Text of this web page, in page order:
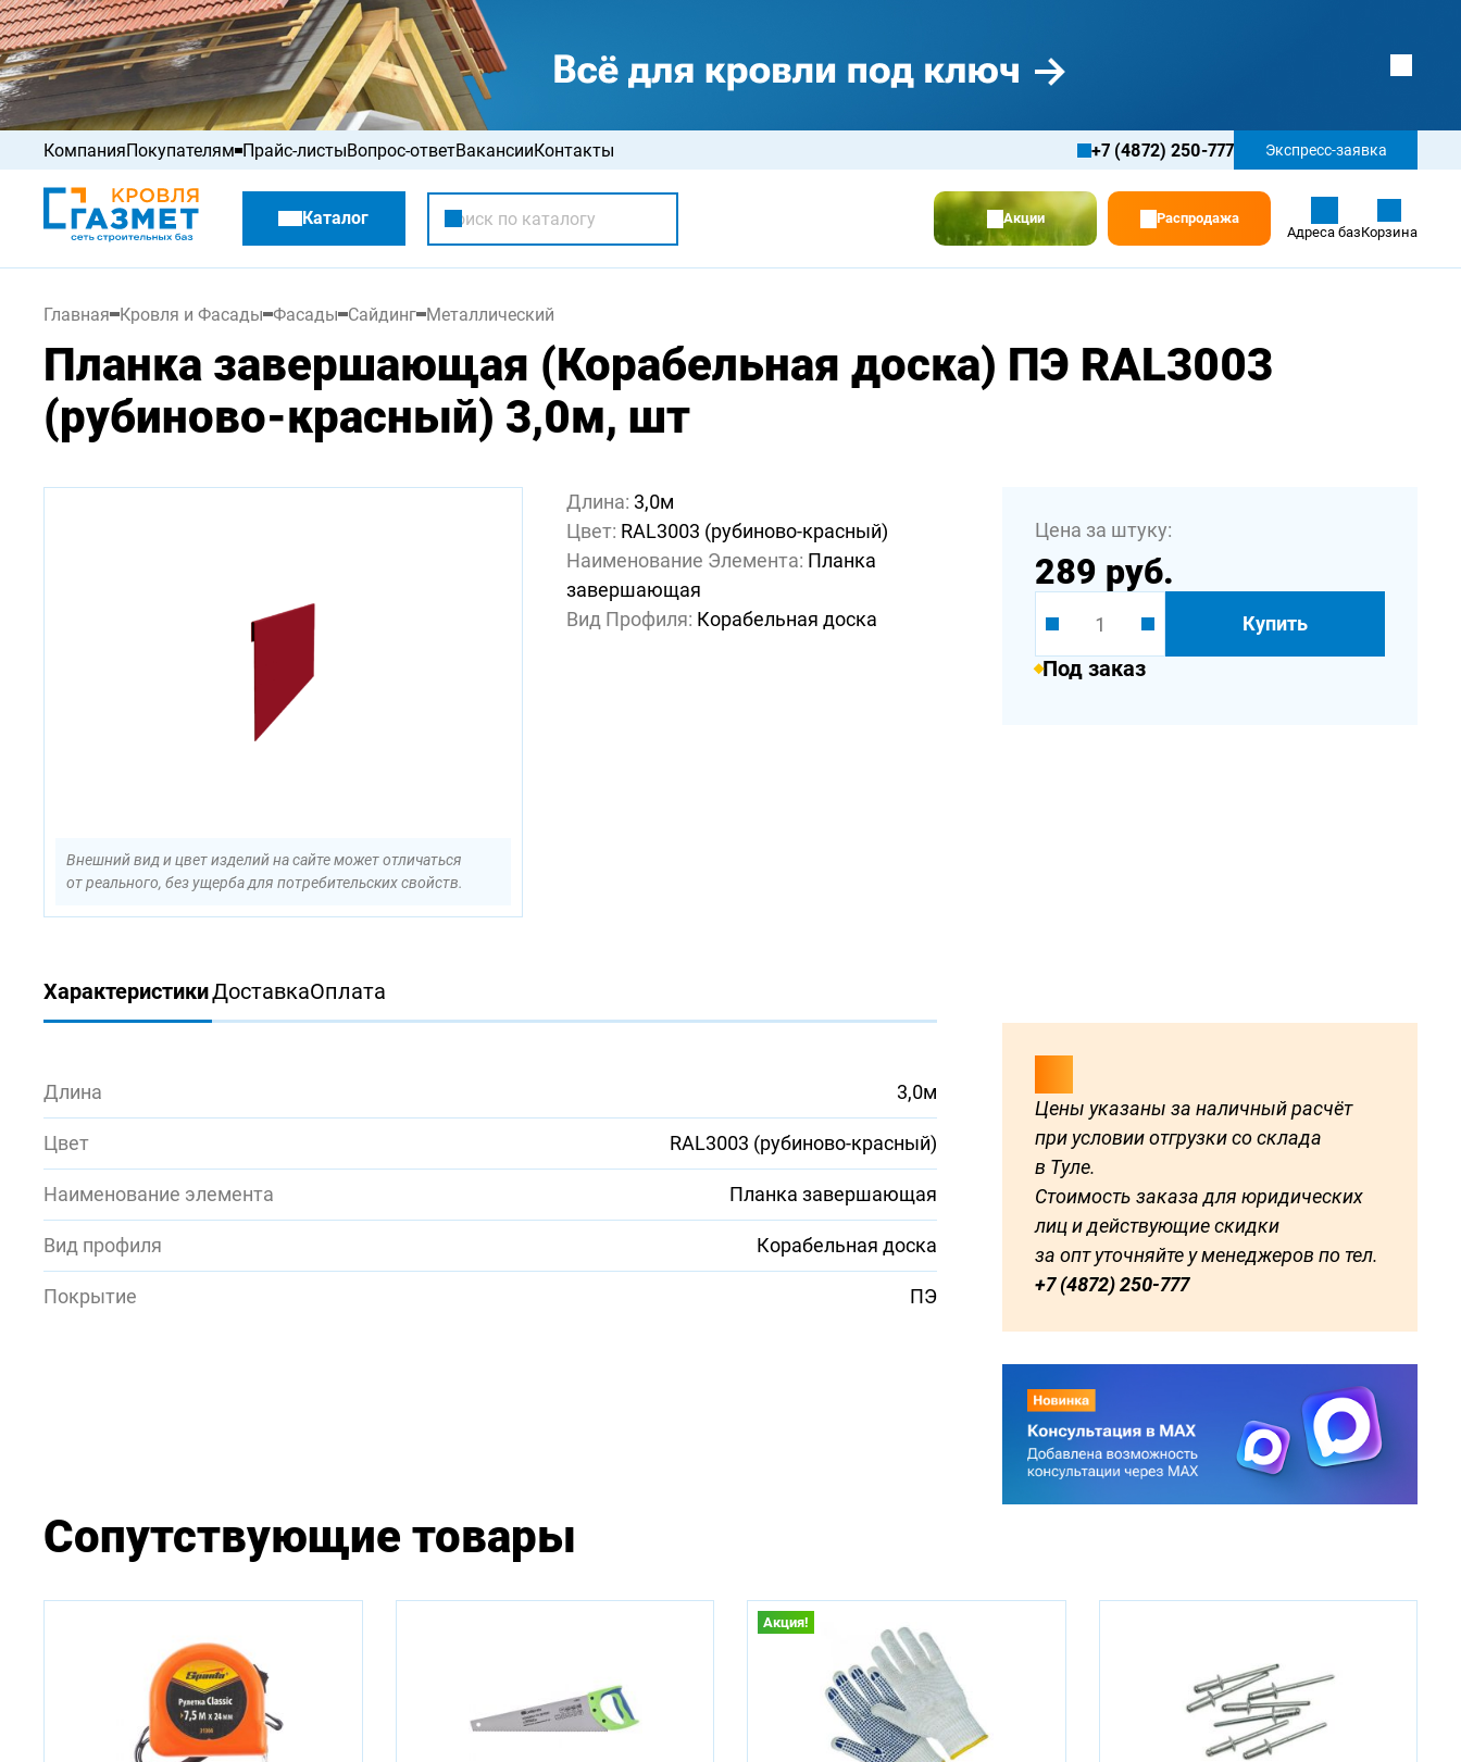
КомпанияПокупателям
Акции
Распродажа
Прайс-листыВопрос-ответВакансииКонтакты +7 (4872) 250-777 Экспресс-заявка
Каталог Акции
Распродажа
Адреса базКорзина
Главная Кровля и Фасады Фасады Сайдинг Металлический
Планка завершающая (Корабельная доска) ПЭ RAL3003
(рубиново-красный) 3,0м, шт
Внешний вид и цвет изделий на сайте может отличаться
от реального, без ущерба для потребительских свойств.
Длина: 3,0м
Цвет: RAL3003 (рубиново-красный)
Наименование Элемента: Планка
завершающая
Вид Профиля: Корабельная доска
Цена за штуку:
289 руб.
Купить
Под заказ
ХарактеристикиДоставкаОплата
Длина 3,0м
Цвет RAL3003 (рубиново-красный)
Наименование элемента Планка завершающая
Вид профиля Корабельная доска
Покрытие ПЭ
Цены указаны за наличный расчёт
при условии отгрузки со склада
в Туле.
Стоимость заказа для юридических
лиц и действующие скидки
за опт уточняйте у менеджеров по тел.
+7 (4872) 250-777
Сопутствующие товары
Акция!